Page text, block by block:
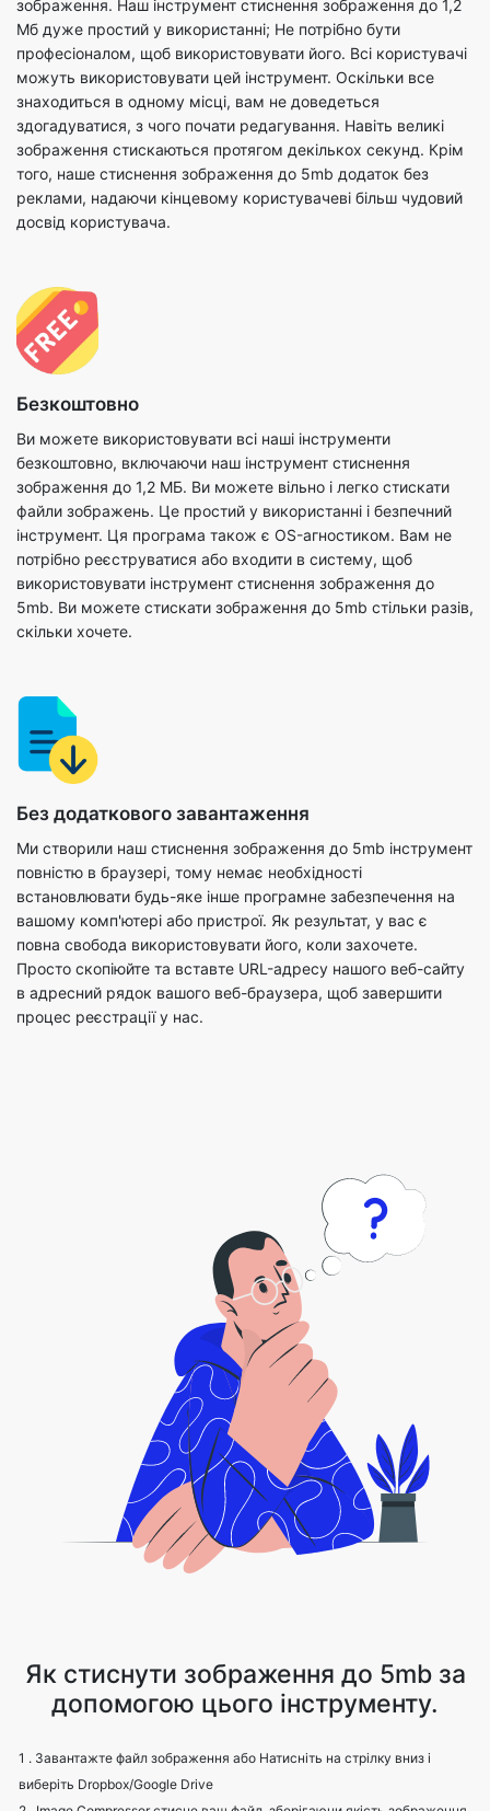
знаходиться в одному місці, вам не доведеться
здогадуватися, з чого почати редагування. Навіть великі
зображення стискаються протягом декількох секунд. Крім
того, наше стиснення зображення до 5mb додаток без
реклами, надаючи кінцевому користувачеві більш чудовий
досвід користувача.
Безкоштовно
Ви можете використовувати всі наші інструменти
безкоштовно, включаючи наш інструмент стиснення
зображення до 1,2 МБ. Ви можете вільно і легко стискати
інструмент. Ця програма також є OS-агностиком. Вам не
потрібно реєструватися або входити в систему, щоб
використовувати інструмент стиснення зображення до
5mb. Ви можете стискати зображення до 5mb стільки разів,
скільки хочете.
Без додаткового завантаження
Ми створили наш стиснення зображення до 5mb інструмент
повністю в браузері, тому немає необхідності
встановлювати будь-яке інше програмне забезпечення на
повна свобода використовувати його, коли захочете.
Просто скопіюйте та вставте URL-адресу нашого веб-сайту
в адресний рядок вашого веб-браузера, щоб завершити
процес реєстрації у нас.
1 . Завантажте файл зображення або Натисніть на стрілку вниз і
виберіть Dropbox/Google Drive
2 . Image Compressor стисне ваш файл, зберігаючи якість зображення